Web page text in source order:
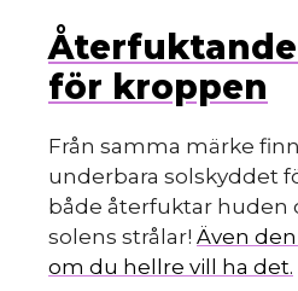
för kroppen
Från samma märke
underbara solskyddet
både återfuktar huden
solens strålar! Även
om du hellre vill ha det.